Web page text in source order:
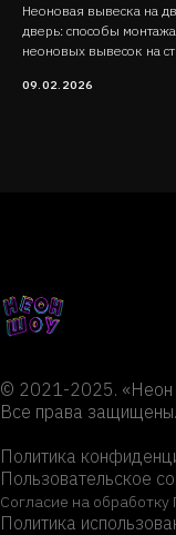
Неоновая вывеска на
дверь: способы
неоновых вывесок на ст
09.02.2026
© 2021-2025. «Неон
Все права защищены.
Политика
Пользовательское
Согласие на обработку
Политика